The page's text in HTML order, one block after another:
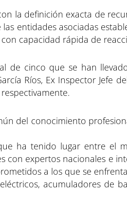
la definición exacta de
entidades asociadas
capacidad rápida de
de cinco que se han
Ríos, Ex Inspector Jefe
del conocimiento
ha tenido lugar entre el
con expertos nacionales e
a los que se
acumuladores de